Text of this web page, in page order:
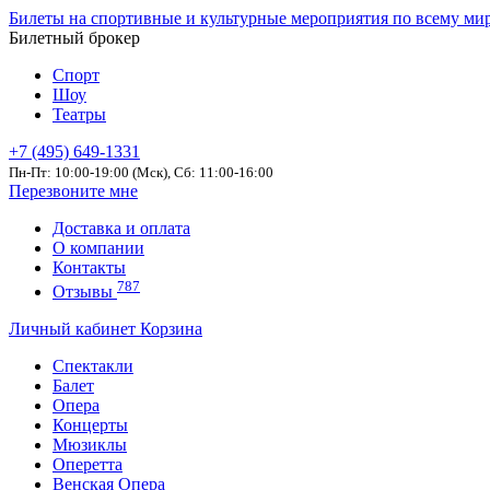
Билеты на спортивные и культурные мероприятия по всему
Билетный брокер
Спорт
Шоу
Театры
+7 (495) 649-1331
Пн-Пт: 10:00-19:00 (Мск), Сб: 11:00-16:00
Перезвоните мне
Доставка и оплата
О компании
Контакты
Отзывы 787
Личный кабинет Корзина
Спектакли
Балет
Опера
Концерты
Мюзиклы
Оперетта
Венская Опера